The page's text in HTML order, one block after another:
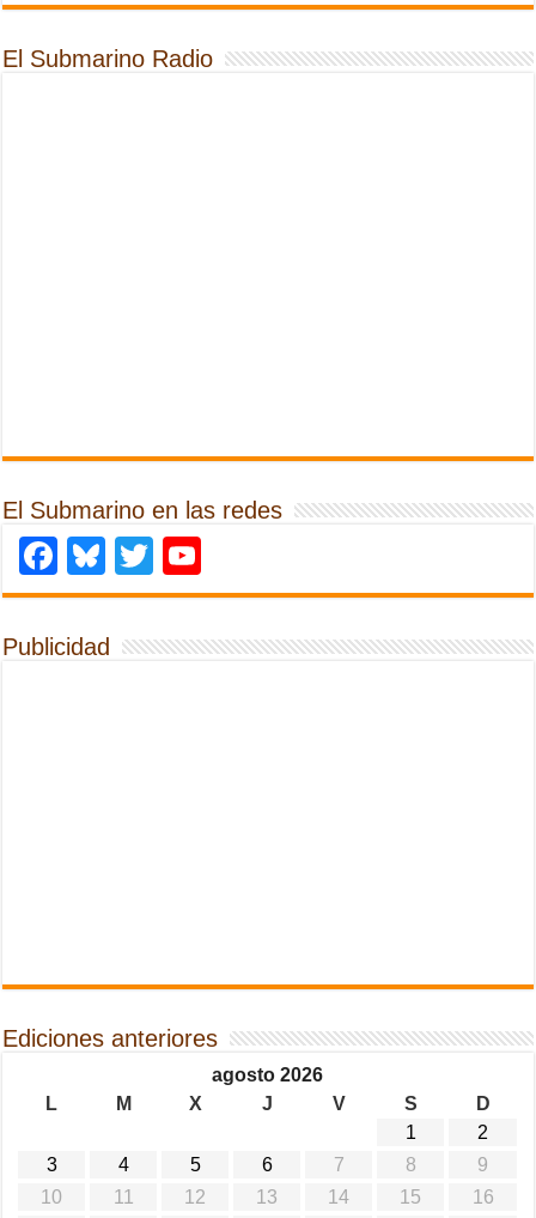
El Submarino Radio
El Submarino en las redes
Facebook
Bluesky
Twitter
Publicidad
Ediciones anteriores
agosto 2026
L
M X J V S
D
1
2
3
4 5 6 7 8
9
10
11 12 13 14 15
16